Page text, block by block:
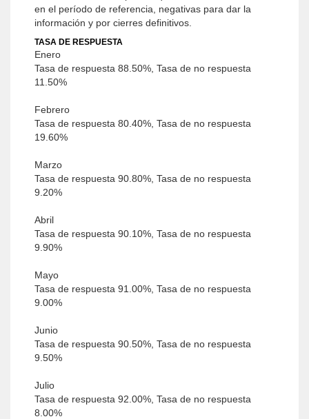
en el período de referencia, negativas para dar la
información y por cierres definitivos.
TASA DE RESPUESTA
Enero
Tasa de respuesta 88.50%, Tasa de no respuesta
11.50%
Febrero
Tasa de respuesta 80.40%, Tasa de no respuesta
19.60%
Marzo
Tasa de respuesta 90.80%, Tasa de no respuesta
9.20%
Abril
Tasa de respuesta 90.10%, Tasa de no respuesta
9.90%
Mayo
Tasa de respuesta 91.00%, Tasa de no respuesta
9.00%
Junio
Tasa de respuesta 90.50%, Tasa de no respuesta
9.50%
Julio
Tasa de respuesta 92.00%, Tasa de no respuesta
8.00%